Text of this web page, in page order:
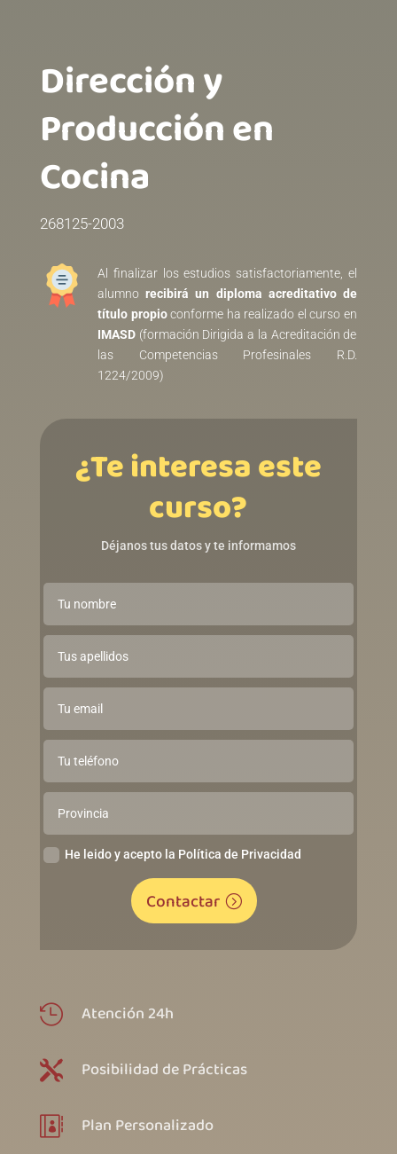
Dirección y
Producción en
Cocinaㅤㅤㅤㅤㅤㅤㅤㅤㅤㅤㅤㅤ
268125-2003
Al finalizar los estudios satisfactoriamente, el
alumnorecibirá un diploma acreditativo de
título propioconforme ha realizado el curso en
IMASD(formación Dirigida a la Acreditación de
las Competencias Profesinales R.D.
1224/2009)
¿Te interesa este
curso?
Déjanos tus datos y te informamos
He leido y acepto la Política de Privacidad
Contactar
 Atención 24h
 Posibilidad de Prácticas
 Plan Personalizado